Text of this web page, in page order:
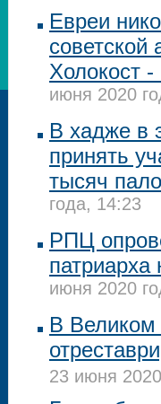
Евреи
Холокост
июня 2020
В хадже в
принять
тысяч
года, 14:23
РПЦ
июня 2020
В Великом
23 июня